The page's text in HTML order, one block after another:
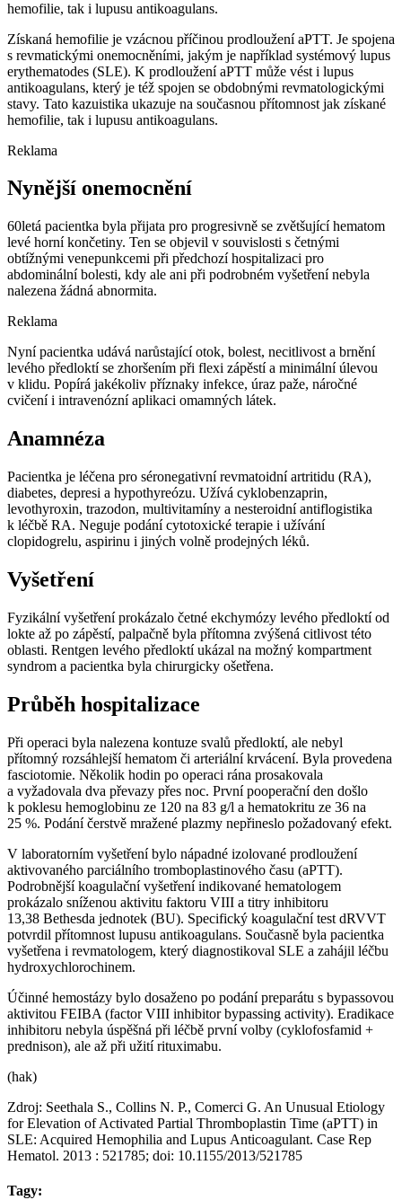
hemofilie, tak i lupusu antikoagulans.
Získaná hemofilie je vzácnou příčinou prodloužení aPTT. Je spojena
s revmatickými onemocněními, jakým je například systémový lupus
erythematodes (SLE). K prodloužení aPTT může vést i lupus
antikoagulans, který je též spojen se obdobnými revmatologickými
stavy. Tato kazuistika ukazuje na současnou přítomnost jak získané
hemofilie, tak i lupusu antikoagulans.
Reklama
Nynější onemocnění
60letá pacientka byla přijata pro progresivně se zvětšující hematom
levé horní končetiny. Ten se objevil v souvislosti s četnými
obtížnými venepunkcemi při předchozí hospitalizaci pro
abdominální bolesti, kdy ale ani při podrobném vyšetření nebyla
nalezena žádná abnormita.
Reklama
Nyní pacientka udává narůstající otok, bolest, necitlivost a brnění
levého předloktí se zhoršením při flexi zápěstí a minimální úlevou
v klidu. Popírá jakékoliv příznaky infekce, úraz paže, náročné
cvičení i intravenózní aplikaci omamných látek.
Anamnéza
Pacientka je léčena pro séronegativní revmatoidní artritidu (RA),
diabetes, depresi a hypothyreózu. Užívá cyklobenzaprin,
levothyroxin, trazodon, multivitamíny a nesteroidní antiflogistika
k léčbě RA. Neguje podání cytotoxické terapie i užívání
clopidogrelu, aspirinu i jiných volně prodejných léků.
Vyšetření
Fyzikální vyšetření prokázalo četné ekchymózy levého předloktí od
lokte až po zápěstí, palpačně byla přítomna zvýšená citlivost této
oblasti. Rentgen levého předloktí ukázal na možný kompartment
syndrom a pacientka byla chirurgicky ošetřena.
Průběh hospitalizace
Při operaci byla nalezena kontuze svalů předloktí, ale nebyl
přítomný rozsáhlejší hematom či arteriální krvácení. Byla provedena
fasciotomie. Několik hodin po operaci rána prosakovala
a vyžadovala dva převazy přes noc. První pooperační den došlo
k poklesu hemoglobinu ze 120 na 83 g⁠/⁠l a hematokritu ze 36 na
25 %. Podání čerstvě mražené plazmy nepřineslo požadovaný efekt.
V laboratorním vyšetření bylo nápadné izolované prodloužení
aktivovaného parciálního tromboplastinového času (aPTT).
Podrobnější koagulační vyšetření indikované hematologem
prokázalo sníženou aktivitu faktoru VIII a titry inhibitoru
13,38 Bethesda jednotek (BU). Specifický koagulační test dRVVT
potvrdil přítomnost lupusu antikoagulans. Současně byla pacientka
vyšetřena i revmatologem, který diagnostikoval SLE a zahájil léčbu
hydroxychlorochinem.
Účinné hemostázy bylo dosaženo po podání preparátu s bypassovou
aktivitou FEIBA (factor VIII inhibitor bypassing activity). Eradikace
inhibitoru nebyla úspěšná při léčbě první volby (cyklofosfamid +
prednison), ale až při užití rituximabu.
(hak)
Zdroj: Seethala S., Collins N. P., Comerci G. An Unusual Etiology
for Elevation of Activated Partial Thromboplastin Time (aPTT) in
SLE: Acquired Hemophilia and Lupus Anticoagulant. Case Rep
Hematol. 2013 : 521785; doi: 10.1155/2013/521785
Tagy: